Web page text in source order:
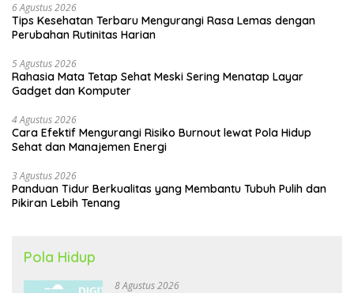
6 Agustus 2026
Tips Kesehatan Terbaru Mengurangi Rasa Lemas dengan
Perubahan Rutinitas Harian
5 Agustus 2026
Rahasia Mata Tetap Sehat Meski Sering Menatap Layar
Gadget dan Komputer
4 Agustus 2026
Cara Efektif Mengurangi Risiko Burnout lewat Pola Hidup
Sehat dan Manajemen Energi
3 Agustus 2026
Panduan Tidur Berkualitas yang Membantu Tubuh Pulih dan
Pikiran Lebih Tenang
Pola Hidup
8 Agustus 2026